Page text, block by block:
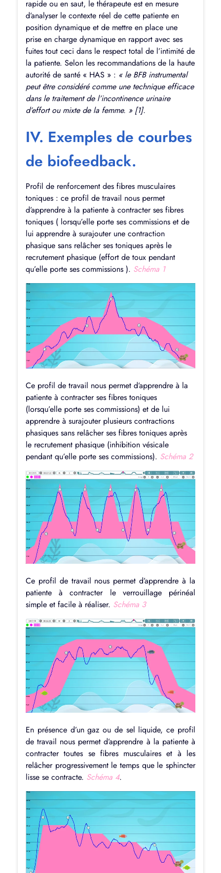
rapide ou en saut, le thérapeute est en mesure
d’analyser le contexte réel de cette patiente en
position dynamique et de mettre en place une
prise en charge dynamique en rapport avec ses
fuites tout ceci dans le respect total de l’intimité de
la patiente. Selon les recommandations de la haute
autorité de santé « HAS » : « le BFB instrumental
peut être considéré comme une technique efficace
dans le traitement de l’incontinence urinaire
d’effort ou mixte de la femme. » [1].
IV. Exemples de courbes
de biofeedback.
Profil de renforcement des fibres musculaires
toniques : ce profil de travail nous permet
d’apprendre à la patiente à contracter ses fibres
toniques ( lorsqu’elle porte ses commissions et de
lui apprendre à surajouter une contraction
phasique sans relâcher ses toniques après le
recrutement phasique (effort de toux pendant
qu’elle porte ses commissions ). Schéma 1
Ce profil de travail nous permet d’apprendre à la
patiente à contracter ses fibres toniques
(lorsqu’elle porte ses commissions) et de lui
apprendre à surajouter plusieurs contractions
phasiques sans relâcher ses fibres toniques après
le recrutement phasique (inhibition vésicale
pendant qu’elle porte ses commissions). Schéma 2
Ce profil de travail nous permet d’apprendre à la
patiente à contracter le verrouillage périnéal
simple et facile à réaliser. Schéma 3
En présence d’un gaz ou de sel liquide, ce profil
de travail nous permet d’apprendre à la patiente à
contracter toutes se fibres musculaires et à les
relâcher progressivement le temps que le sphincter
lisse se contracte. Schéma 4.